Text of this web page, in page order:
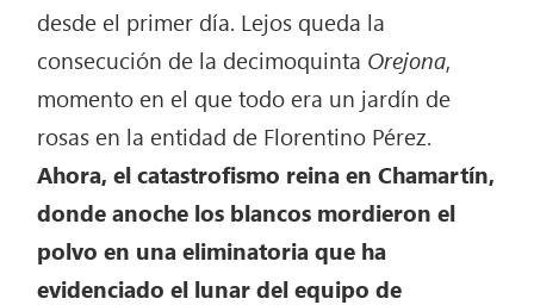
desde el primer día. Lejos queda la
consecución de la decimoquinta Orejona,
momento en el que todo era un jardín de
rosas en la entidad de Florentino Pérez.
Ahora, el catastrofismo reina en Chamartín,
donde anoche los blancos mordieron el
polvo en una eliminatoria que ha
evidenciado el lunar del equipo de